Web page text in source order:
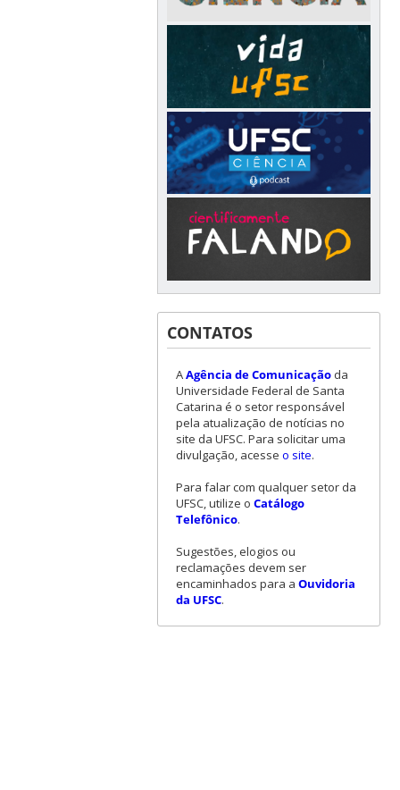
CONTATOS
AAgência de Comunicaçãoda
Universidade Federal de Santa
Catarina é o setor responsável
pela atualização de notícias no
site da UFSC. Para solicitar uma
divulgação, acesse o site.
Para falar com qualquer setor da
UFSC, utilize o Catálogo
Telefônico.
Sugestões, elogios ou
reclamações devem ser
encaminhados para a Ouvidoria
da UFSC.